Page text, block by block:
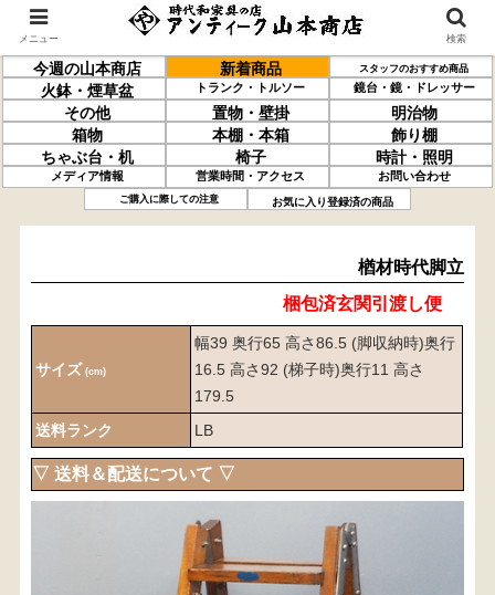
今週の山本商店 新着商品 スタッフのおすすめ商品
火鉢・煙草盆 トランク・トルソー 鏡台・鏡・ドレッサー
その他 置物・壁掛
明治物
箱物
本棚・本箱
飾り棚
ちゃぶ台・机
椅子 時計・照明
メディア情報 営業時間・アクセス お問い合わせ
ご購入に際しての注意 お気に入り登録済の商品
時代脚立
楢材時代脚立
梱包済玄関引渡し便
サイズ (cm)
幅39 奥行65 高さ86.5 (脚収納時)奥行
16.5 高さ92 (梯子時)奥行11 高さ
179.5
送料ランク
LB
▽ 送料＆配送について ▽
〈送料について〉
・商品代金に送料は含まれておりません。
メニュー 検索